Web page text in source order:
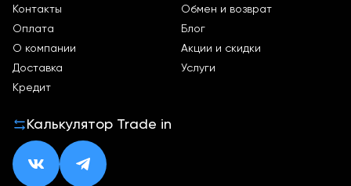
Контакты
Оплата
О компании
Доставка
Кредит
Обмен и возврат
Блог
Акции и скидки
Услуги
Калькулятор Trade in